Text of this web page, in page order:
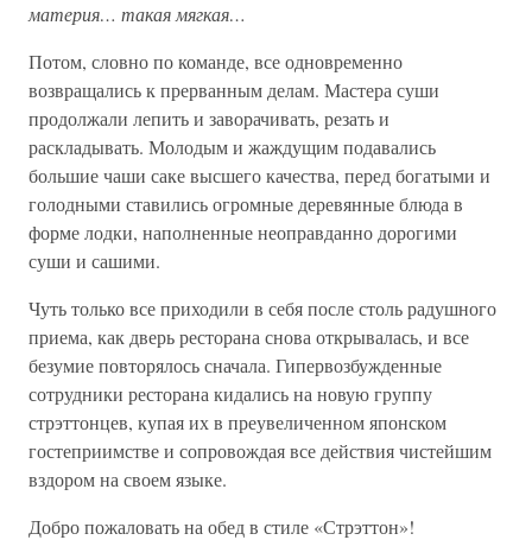
материя… такая мягкая…
Потом, словно по команде, все одновременно
возвращались к прерванным делам. Мастера суши
продолжали лепить и заворачивать, резать и
раскладывать. Молодым и жаждущим подавались
большие чаши саке высшего качества, перед богатыми и
голодными ставились огромные деревянные блюда в
форме лодки, наполненные неоправданно дорогими
суши и сашими.
Чуть только все приходили в себя после столь радушного
приема, как дверь ресторана снова открывалась, и все
безумие повторялось сначала. Гипервозбужденные
сотрудники ресторана кидались на новую группу
стрэттонцев, купая их в преувеличенном японском
гостеприимстве и сопровождая все действия чистейшим
вздором на своем языке.
Добро пожаловать на обед в стиле «Стрэттон»!